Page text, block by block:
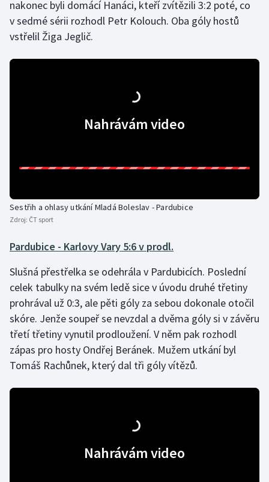
nakonec byli domácí Hanáci, kteří zvítězili 3:2 poté, co
v sedmé sérii rozhodl Petr Kolouch. Oba góly hostů
vstřelil Žiga Jeglič.
Nahrávám video
Sestřih a ohlasy utkání Mladá Boleslav - Pardubice
Zdroj: ČT sport
Pardubice - Karlovy Vary 5:6 v prodl.
Slušná přestřelka se odehrála v Pardubicích. Poslední
celek tabulky na svém ledě sice v úvodu druhé třetiny
prohrával už 0:3, ale pěti góly za sebou dokonale otočil
skóre. Jenže soupeř se nevzdal a dvěma góly si v závěru
třetí třetiny vynutil prodloužení. V něm pak rozhodl
zápas pro hosty Ondřej Beránek. Mužem utkání byl
Tomáš Rachůnek, který dal tři góly vítězů.
Nahrávám video